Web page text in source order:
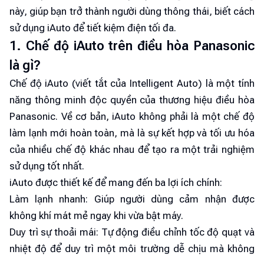
này, giúp bạn trở thành người dùng thông thái, biết cách
sử dụng iAuto để tiết kiệm điện tối đa.
1. Chế độ iAuto trên điều hòa Panasonic
là gì?
Chế độ iAuto (viết tắt của Intelligent Auto) là một tính
năng thông minh độc quyền của thương hiệu điều hòa
Panasonic. Về cơ bản, iAuto không phải là một chế độ
làm lạnh mới hoàn toàn, mà là sự kết hợp và tối ưu hóa
của nhiều chế độ khác nhau để tạo ra một trải nghiệm
sử dụng tốt nhất.
iAuto được thiết kế để mang đến ba lợi ích chính:
Làm lạnh nhanh: Giúp người dùng cảm nhận được
không khí mát mẻ ngay khi vừa bật máy.
Duy trì sự thoải mái: Tự động điều chỉnh tốc độ quạt và
nhiệt độ để duy trì một môi trường dễ chịu mà không